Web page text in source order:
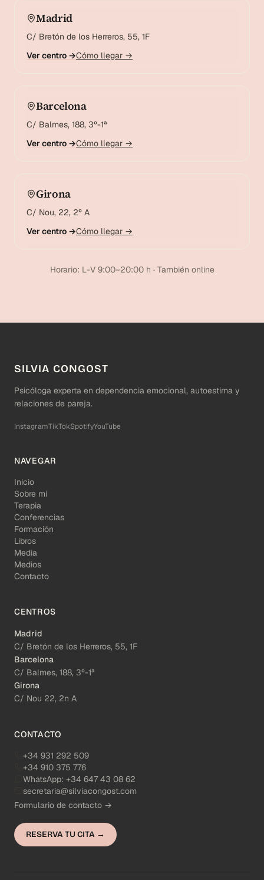
Madrid
C/ Bretón de los Herreros, 55, 1F
Ver centro →Cómo llegar →
Barcelona
C/ Balmes, 188, 3º-1ª
Ver centro →Cómo llegar →
Girona
C/ Nou, 22, 2º A
Ver centro →Cómo llegar →
Horario: L-V 9:00–20:00 h · También online
SILVIA CONGOST
Psicóloga experta en dependencia emocional, autoestima y
relaciones de pareja.
InstagramTikTokSpotifyYouTube
NAVEGAR
Inicio
Sobre mí
Terapia
Conferencias
Formación
Libros
Media
Medios
Contacto
CENTROS
Madrid
C/ Bretón de los Herreros, 55, 1F
Barcelona
C/ Balmes, 188, 3º-1ª
Girona
C/ Nou 22, 2n A
CONTACTO
+34 931 292 509
+34 910 375 776
WhatsApp: +34 647 43 08 62
secretaria@silviacongost.com
Formulario de contacto →
RESERVA TU CITA →